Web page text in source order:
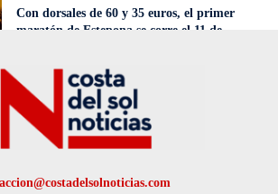
Con dorsales de 60 y 35 euros, el primer
maratón de Estepona se corre el 11 de